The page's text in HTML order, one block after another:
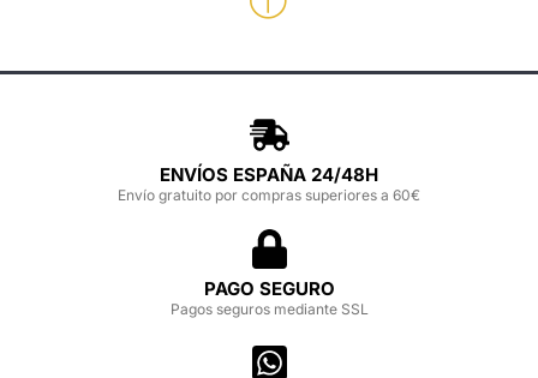
ENVÍOS ESPAÑA 24/48H
Envío gratuito por compras superiores a 60€
PAGO SEGURO
Pagos seguros mediante SSL